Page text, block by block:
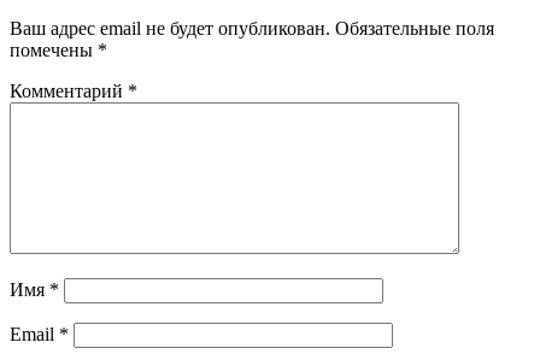
Ваш адрес email не будет опубликован. Обязательные поля
помечены *
Комментарий *
Имя *
Email *